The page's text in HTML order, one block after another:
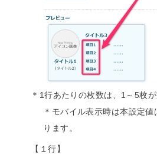
＊1行あたりの枚数は、1～5枚が
＊モバイル表示時は本設定
ります。
【１行】